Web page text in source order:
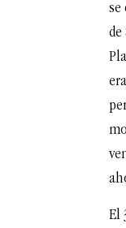
se
de
El